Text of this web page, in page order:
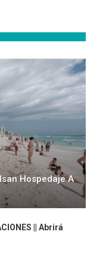
Hospedaje A
|| Abrirá